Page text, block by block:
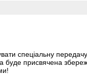
спеціальну
буде присвячена